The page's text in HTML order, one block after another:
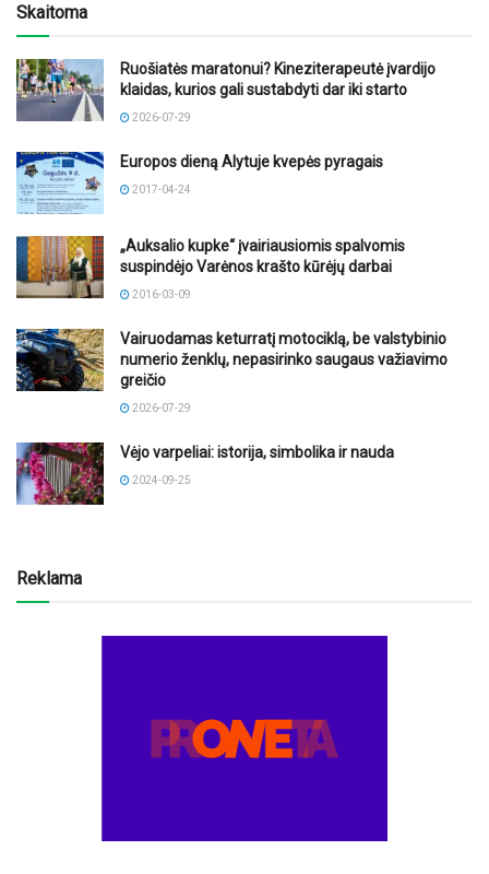
Skaitoma
Ruošiatės maratonui? Kineziterapeutė įvardijo
klaidas, kurios gali sustabdyti dar iki starto
2026-07-29
Europos dieną Alytuje kvepės pyragais
2017-04-24
„Auksalio kupke“ įvairiausiomis spalvomis
suspindėjo Varėnos krašto kūrėjų darbai
2016-03-09
Vairuodamas keturratį motociklą, be valstybinio
numerio ženklų, nepasirinko saugaus važiavimo
greičio
2026-07-29
Vėjo varpeliai: istorija, simbolika ir nauda
2024-09-25
Reklama